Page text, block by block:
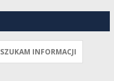
SZUKAM INFORMACJI